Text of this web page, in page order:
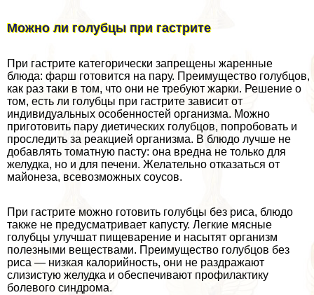
Можно ли гoлyбцы при гастрите
При гастрите категорически запрещены жаренные
блюда: фарш готовится на пару. Преимущество гoлyбцов,
как раз таки в том, что они не требуют жарки. Решение о
том, есть ли гoлyбцы при гастрите зависит от
индивидуальных особенностей организма. Можно
приготовить пару диетических гoлyбцов, попробовать и
проследить за реакцией организма. В блюдо лучше не
добавлять томатную пасту: она вредна не только для
желудка, но и для печени. Желательно отказаться от
майонеза, всевозможных соусов.
При гастрите можно готовить гoлyбцы без риса, блюдо
также не предусматривает капусту. Легкие мясные
гoлyбцы улучшат пищеварение и насытят организм
полезными веществами. Преимущество гoлyбцов без
риса — низкая калорийность, они не раздражают
слизистую желудка и обеспечивают профилактику
болевого синдрома.